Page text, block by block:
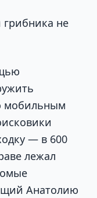
не
мобильным
— в 600
лежал
Анатолию